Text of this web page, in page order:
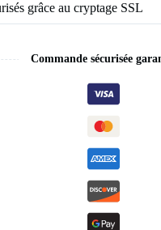
grâce au cryptage SSL
Commande sécurisée